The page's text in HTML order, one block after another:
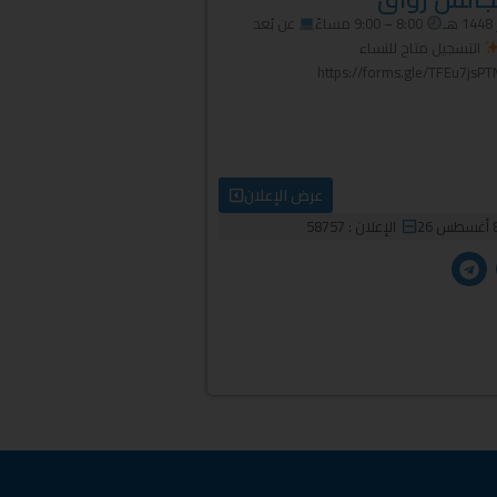
8:00 – 9:00 مساءً
عن بُعد
التسجيل متاح للنساء
عرض الإعلان
الإعلان : 58757